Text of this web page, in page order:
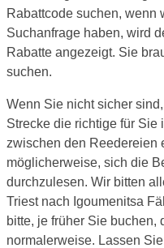
Rabattcode suchen, wenn
Suchanfrage haben, wird
Rabatte angezeigt. Sie
suchen.
Wenn Sie nicht sicher
Strecke die richtige für Sie
zwischen den Reedereien
möglicherweise, sich die
durchzulesen. Wir bitten
Triest nach Igoumenitsa
bitte, je früher Sie buchen,
normalerweise. Lassen